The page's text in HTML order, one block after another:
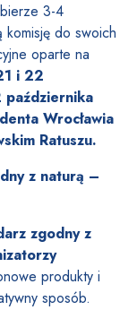
3-4
do swoich
oparte na
i 22
października
Wrocławia
Ratuszu.
z naturą –
zgodny z
produkty i
sposób.